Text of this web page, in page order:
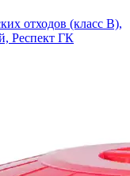
отходов (класс В),
Респект ГК